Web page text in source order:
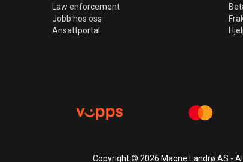
Law enforcement
Jobb hos oss
Ansattportal
Copyright © 2026 Magne Landrø AS -